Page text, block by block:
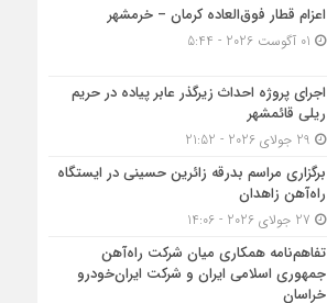
اعزام قطار فوق‌العاده کرمان – خرمشهر
اجرای پروژه احداث زیرگذر عابر پیاده در حریم
ریلی قائمشهر
برگزاری مراسم بدرقه زائرین حسینی در ایستگاه
راه‌آهن زاهدان
تفاهم‌نامه همکاری میان شرکت راه‌آهن
جمهوری اسلامی ایران و شرکت ایران‌خودرو
خراسان